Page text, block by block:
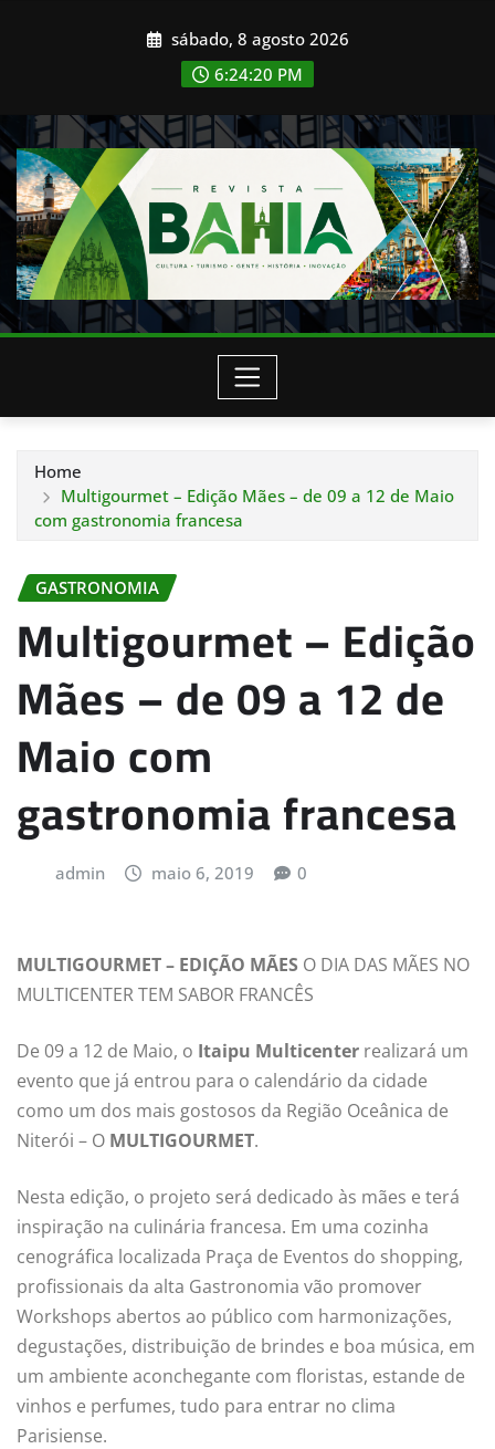
sábado, 8 agosto 2026
6:24:21 PM
Home
Multigourmet – Edição Mães – de 09 a 12 de Maio
com gastronomia francesa
GASTRONOMIA
Multigourmet – Edição
Mães – de 09 a 12 de
Maio com
gastronomia francesa
admin maio 6, 2019 0
MULTIGOURMET – EDIÇÃO MÃES O DIA DAS MÃES NO
MULTICENTER TEM SABOR FRANCÊS
De 09 a 12 de Maio, o Itaipu Multicenter realizará um
evento que já entrou para o calendário da cidade
como um dos mais gostosos da Região Oceânica de
Niterói – O MULTIGOURMET.
Nesta edição, o projeto será dedicado às mães e terá
inspiração na culinária francesa. Em uma cozinha
cenográfica localizada Praça de Eventos do shopping,
profissionais da alta Gastronomia vão promover
Workshops abertos ao público com harmonizações,
degustações, distribuição de brindes e boa música, em
um ambiente aconchegante com floristas, estande de
vinhos e perfumes, tudo para entrar no clima
Parisiense.